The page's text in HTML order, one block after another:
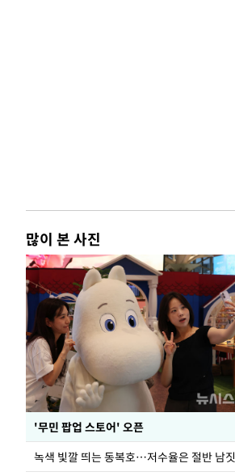
많이 본 사진
'무민 팝업 스토어' 오픈
녹색 빛깔 띄는 동복호…저수율은 절반 남짓